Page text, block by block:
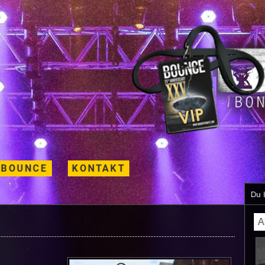
BOUNCE KONTAKT
Du